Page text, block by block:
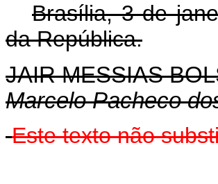
Brasília, 3 de
da República.
JAIR MESSIAS
Marcelo Pacheco
Este texto não